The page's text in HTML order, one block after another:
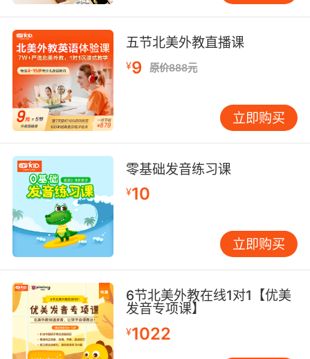
五节北美外教直播课
¥9 原价888元
立即购买
零基础发音练习课
¥10
立即购买
6节北美外教在线1对1【优美
发音专项课】
¥1022